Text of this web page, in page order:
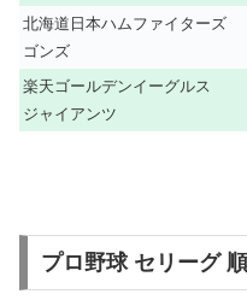
北海道日本ハムファイタ
ゴンズ
楽天ゴールデンイーグル
ジャイアンツ
プロ野球 セリーグ